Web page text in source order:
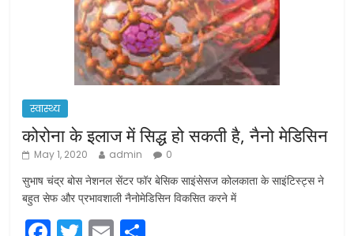
स्वास्थ्य
कोरोना के इलाज में सिद्ध हो सकती है, नैनो मेडिसिन
May 1, 2020 admin 0
सुभाष चंद्र बोस नेशनल सेंटर फॉर बेसिक साइंसेसज कोलकाता के साइंटिस्ट्स ने
बहुत सेफ और प्रभावशाली नैनोमेडिसिन विकसित करने में